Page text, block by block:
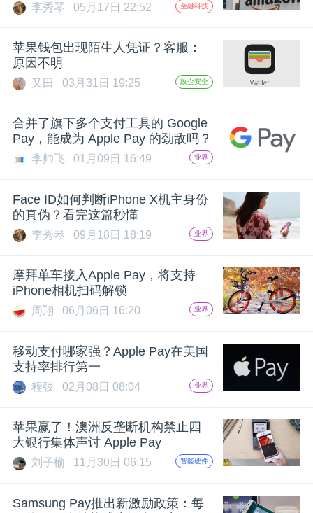
动
中
心
GAIR
题
搞
李秀琴 05月17日 22:52 金融科技
苹果钱包出现陌生人凭证？客服：
原因不明
又田 03月31日 19:25 政企安全
合并了旗下多个支付工具的 Google
Pay，能成为 Apple Pay 的劲敌吗？
李帅飞 01月09日 16:49 业界
Face ID如何判断iPhone X机主身份
的真伪？看完这篇秒懂
李秀琴 09月18日 18:19 业界
摩拜单车接入Apple Pay，将支持
iPhone相机扫码解锁
周翔 06月06日 16:20 业界
移动支付哪家强？Apple Pay在美国
支持率排行第一
程弢 02月08日 08:04 业界
苹果赢了！澳洲反垄断机构禁止四
大银行集体声讨 Apple Pay
刘子榆 11月30日 06:15 智能硬件
Samsung Pay推出新激励政策：每